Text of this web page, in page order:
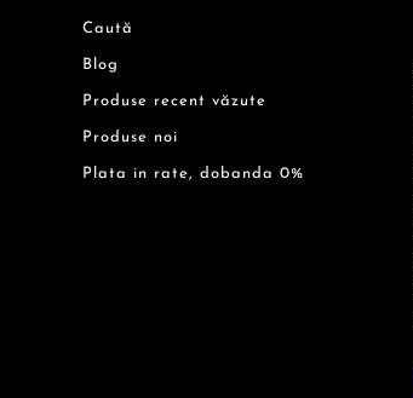
Caută
Blog
Produse recent văzute
Produse noi
Plata in rate, dobanda 0%